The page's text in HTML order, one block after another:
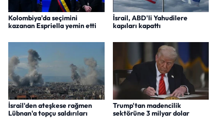
Kolombiya'da seçimini
kazanan Espriella yemin etti
İsrail, ABD'li Yahudilere
kapıları kapattı
İsrail'den ateşkese rağmen
Lübnan'a topçu saldırıları
Trump'tan madencilik
sektörüne 3 milyar dolar